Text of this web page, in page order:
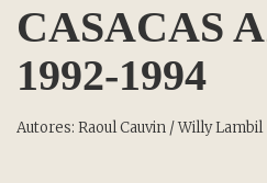
CASACAS
1992-1994
Autores: Raoul Cauvin / Willy Lambil